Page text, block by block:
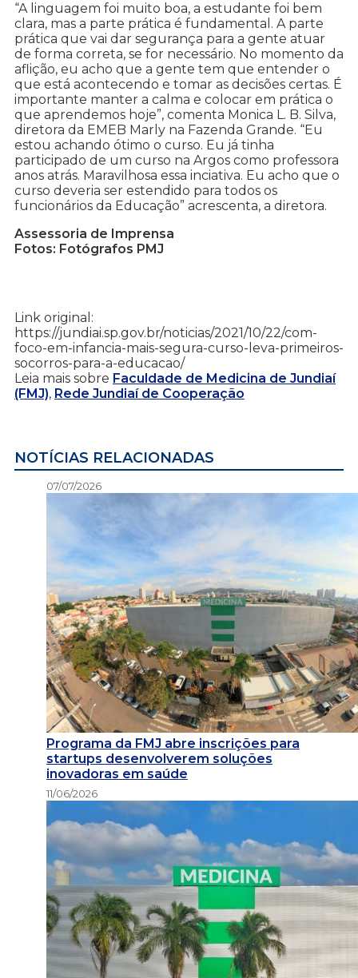
“A linguagem foi muito boa, a estudante foi bem
clara, mas a parte prática é fundamental. A parte
prática que vai dar segurança para a gente atuar
de forma correta, se for necessário. No momento da
aflição, eu acho que a gente tem que entender o
que está acontecendo e tomar as decisões certas. É
importante manter a calma e colocar em prática o
que aprendemos hoje”, comenta Monica L. B. Silva,
diretora da EMEB Marly na Fazenda Grande. “Eu
estou achando ótimo o curso. Eu já tinha
participado de um curso na Argos como professora
anos atrás. Maravilhosa essa inciativa. Eu acho que o
curso deveria ser estendido para todos os
funcionários da Educação” acrescenta, a diretora.
Assessoria de Imprensa
Fotos: Fotógrafos PMJ
Link original:
https://jundiai.sp.gov.br/noticias/2021/10/22/com-
foco-em-infancia-mais-segura-curso-leva-primeiros-
socorros-para-a-educacao/
Leia mais sobre Faculdade de Medicina de Jundiaí
(FMJ), Rede Jundiaí de Cooperação
NOTÍCIAS RELACIONADAS
07/07/2026
Programa da FMJ abre inscrições para
startups desenvolverem soluções
inovadoras em saúde
11/06/2026